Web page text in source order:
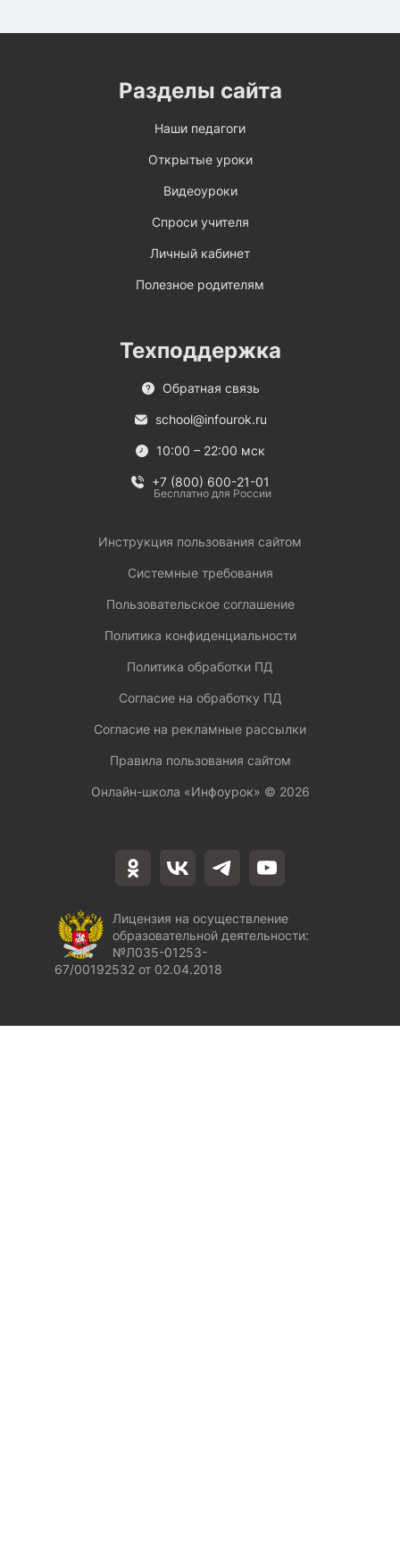
Лицензия на осуществление
образовательной деятельности:
№Л035-01253-
67/00192532 от 02.04.2018
Разделы сайта
Наши педагоги
Открытые уроки
Видеоуроки
Спроси учителя
Личный кабинет
Полезное родителям
Техподдержка
Обратная связь
school@infourok.ru
10:00 – 22:00 мск
+7 (800) 600-21-01
Бесплатно для России
Инструкция пользования сайтом
Системные требования
Пользовательское соглашение
Политика конфиденциальности
Политика обработки ПД
Согласие на обработку ПД
Согласие на рекламные рассылки
Правила пользования сайтом
Онлайн-школа «Инфоурок» © 2026